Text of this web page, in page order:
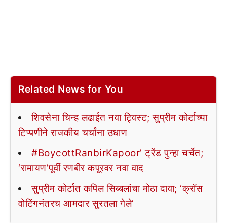
Related News for You
शिवसेना चिन्ह लढाईत नवा ट्विस्ट; सुप्रीम कोर्टाच्या
टिप्पणीने राजकीय चर्चांना उधाण
#BoycottRanbirKapoor’ ट्रेंड पुन्हा चर्चेत;
‘रामायण’पूर्वी रणबीर कपूरवर नवा वाद
सुप्रीम कोर्टात कपिल सिब्बलांचा मोठा दावा; ‘क्रॉस
वोटिंगनंतरच आमदार सुरतला गेले’